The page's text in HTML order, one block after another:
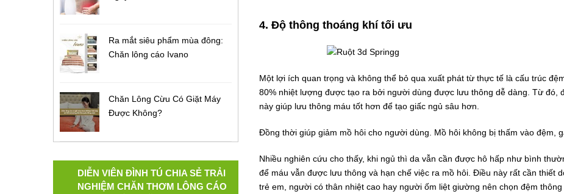
4. Độ thông thoáng khí tối ưu
Một lợi ích quan trọng và không thể bỏ qua xuất phát từ thực tế là cấu trúc
80% nhiệt lượng được tạo ra bởi người dùng được lưu thông dễ dàng. Từ đó,
này giúp lưu thông máu tốt hơn để tạo giấc ngủ sâu hơn.
Đồng thời giúp giảm mồ hôi cho người dùng. Mồ hôi không bị thấm vào đệm,
Nhiều nghiên cứu cho thấy, khi ngủ thì da vẫn cần được hô hấp như bình
để máu vẫn được lưu thông và hạn chế việc ra mồ hôi. Điều này rất cần thiết
trẻ em, người có thân nhiệt cao hay người ốm liệt giường nên chọn đệm
Ra mắt siêu phẩm mùa đông:
Chăn lông cáo Ivano
Chăn Lông Cừu Có Giặt Máy
Được Không?
DIỄN VIÊN ĐÌNH TÚ CHIA SẺ TRẢI
NGHIỆM CHĂN THƠM LÔNG CÁO